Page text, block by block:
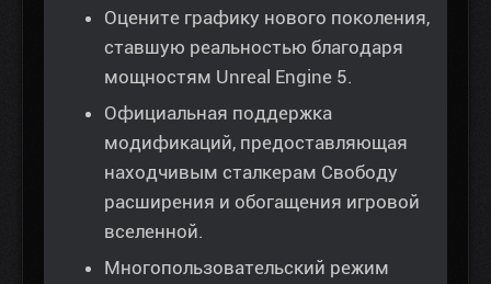
Оцените графику нового поколения,
ставшую реальностью благодаря
мощностям Unreal Engine 5.
Официальная поддержка
модификаций, предоставляющая
находчивым сталкерам Свободу
расширения и обогащения игровой
вселенной.
Многопользовательский режим